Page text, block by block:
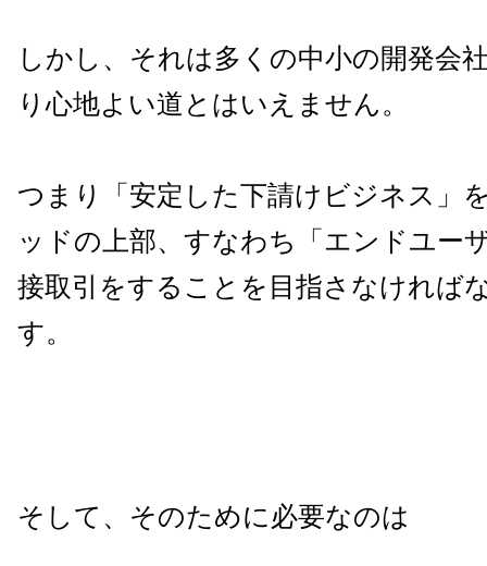
しかし、それは多くの中小の開発会
り心地よい道とはいえません。
つまり「安定した下請けビジネス」
ッドの上部、すなわち「エンドユー
接取引をすることを目指さなければ
す。
そして、そのために必要なのは